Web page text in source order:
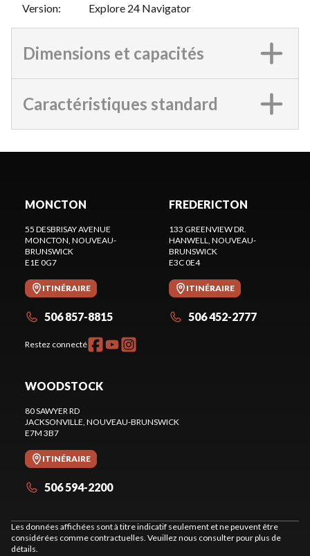
Version: Explore 24 Navigator
Dimensions et capacités
Caractéristiques standard
MONCTON
55 DESBRISAY AVENUE
MONCTON , NOUVEAU-
BRUNSWICK
E1E 0G7
ITINÉRAIRE
506 857-8815
Restez connecté
FREDERICTON
133 GREENVIEW DR.
HANWELL , NOUVEAU-
BRUNSWICK
E3C 0E4
ITINÉRAIRE
506 452-2777
WOODSTOCK
80 SAWYER RD
JACKSONVILLE , NOUVEAU-BRUNSWICK
E7M 3B7
ITINÉRAIRE
506 594-2200
Les données affichées sont à titre indicatif seulement et ne peuvent être
considérées comme contractuelles. Veuillez nous consulter pour plus de
détails.